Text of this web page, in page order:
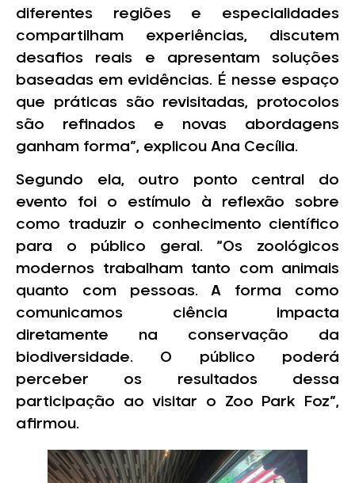
diferentes regiões e especialidades
compartilham experiências, discutem
desafios reais e apresentam soluções
baseadas em evidências. É nesse espaço
que práticas são revisitadas, protocolos
são refinados e novas abordagens
ganham forma”, explicou Ana Cecília.
Segundo ela, outro ponto central do
evento foi o estímulo à reflexão sobre
como traduzir o conhecimento científico
para o público geral. “Os zoológicos
modernos trabalham tanto com animais
quanto com pessoas. A forma como
comunicamos ciência impacta
diretamente na conservação da
biodiversidade. O público poderá
perceber os resultados dessa
participação ao visitar o Zoo Park Foz”,
afirmou.